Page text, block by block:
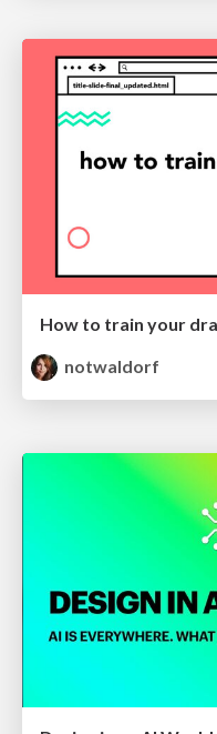
How to train your
notwaldorf